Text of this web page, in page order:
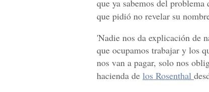
que ya sabemos del problema
que pidió no revelar su
'Nadie nos da explicación de
que ocupamos trabajar y los
nos van a pagar, solo nos
hacienda de los Rosenthal